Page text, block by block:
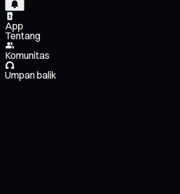
App
Tentang
Komunitas
Umpan balik